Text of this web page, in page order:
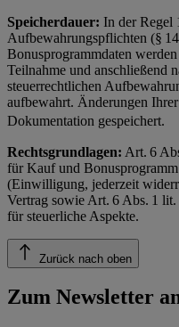
Speicherdauer: In der Regel
Aufbewahrungspflichten (§
Bonusprogrammdaten
Teilnahme und anschließend
steuerrechtlichen
aufbewahrt. Änderungen
Dokumentation gespeichert.
Rechtsgrundlagen: Art. 6
für Kauf und
(Einwilligung, jederzeit
Vertrag sowie Art. 6 Abs. 1
für steuerliche Aspekte.
Zurück nach oben
Zum Newsletter